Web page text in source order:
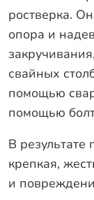
ростверка.
опора и
свайных
помощью
помощью
В результате
крепкая,
и